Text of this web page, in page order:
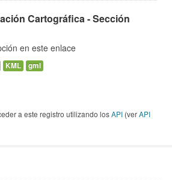
Cartográfica - Sección
en este enlace
KML gml
a este registro utilizando losAPI (verAPI